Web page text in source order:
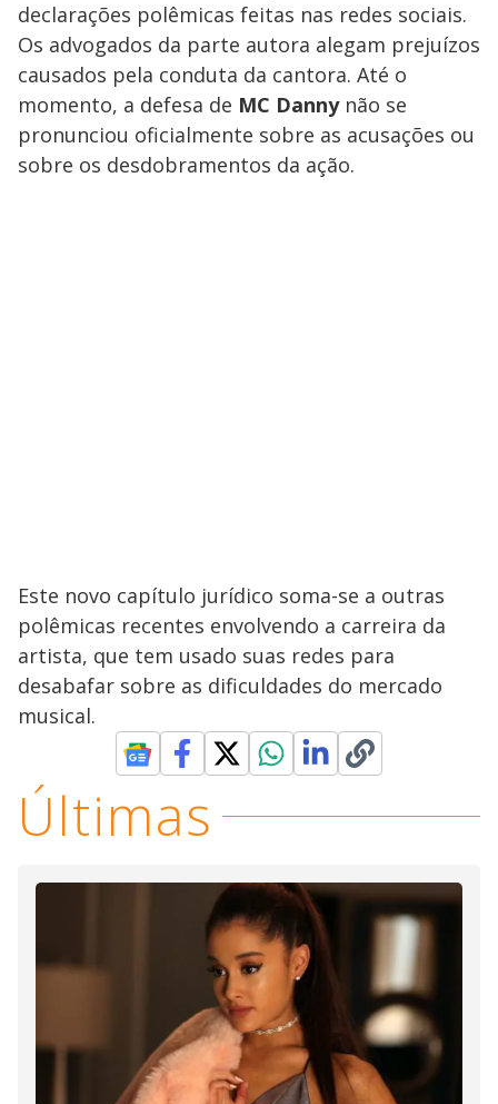
declarações polêmicas feitas nas redes sociais.
Os advogados da parte autora alegam prejuízos
causados pela conduta da cantora. Até o
momento, a defesa de MC Dannynão se
pronunciou oficialmente sobre as acusações ou
sobre os desdobramentos da ação.
​Este novo capítulo jurídico soma-se a outras
polêmicas recentes envolvendo a carreira da
artista, que tem usado suas redes para
desabafar sobre as dificuldades do mercado
musical.
Últimas